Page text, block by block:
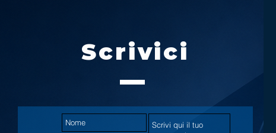
Scrivici